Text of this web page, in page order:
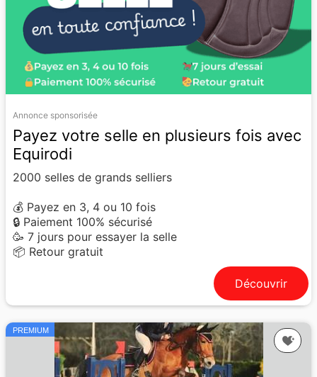
Annonce sponsorisée
Payez votre selle en plusieurs fois avec
Equirodi
2000 selles de grands selliers
💰 Payez en 3, 4 ou 10 fois
🔒 Paiement 100% sécurisé
🥳 7 jours pour essayer la selle
📦 Retour gratuit
Découvrir
PREMIUM